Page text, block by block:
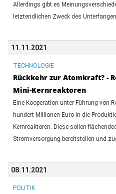
Allerdings gibt es
letztendlichen Zweck des
11.11.2021
TECHNOLOGIE
Rückkehr zur Atomkraft? -
Mini-Kernreaktoren
Eine Kooperation unter Führung von
hundert Millionen Euro in die
Kernreaktoren. Diese sollen
Stromversorgung bereitstellen und
08.11.2021
POLITIK